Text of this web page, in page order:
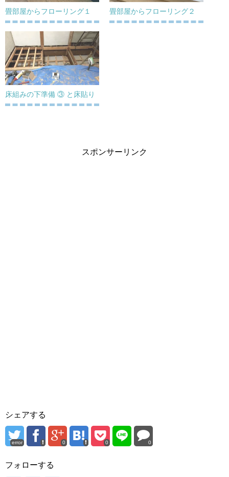
畳部屋からフローリング１ 畳部屋からフローリング２
床組みの下準備 ③ と床貼り
スポンサーリンク
シェアする
error 0 0 0
フォローする